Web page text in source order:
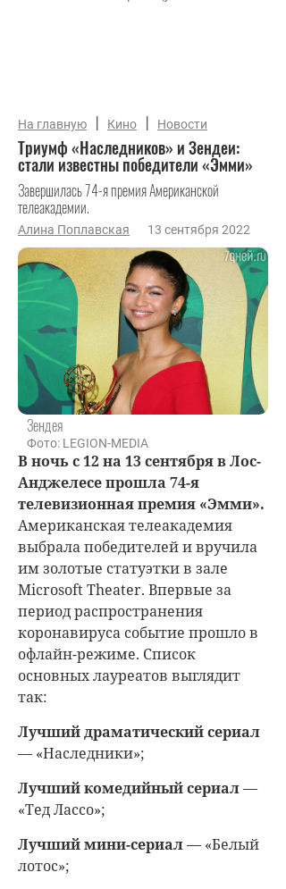
На главную | Кино | Новости
Триумф «Наследников» и Зендеи:
стали известны победители «Эмми»
Завершилась 74-я премия Американской
телеакадемии.
Алина Поплавская 13 сентября 2022
Зендея
Фото: LEGION-MEDIA
В ночь с 12 на 13 сентября в Лос-
Анджелесе прошла 74-я
телевизионная премия «Эмми».
Американская телеакадемия
выбрала победителей и вручила
им золотые статуэтки в зале
Microsoft Theater. Впервые за
период распространения
коронавируса событие прошло в
офлайн-режиме. Список
основных лауреатов выглядит
так:
Лучший драматический сериал
— «Наследники»;
Лучший комедийный сериал—
«Тед Лассо»;
Лучший мини-сериал— «Белый
лотос»;